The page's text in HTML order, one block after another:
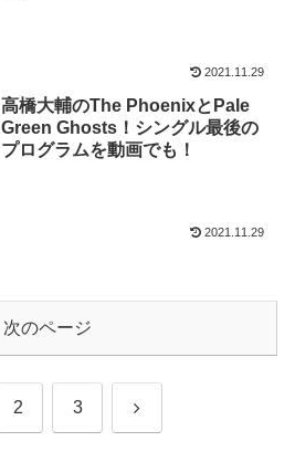
2021.11.29
高橋大輔のThe PhoenixとPale
Green Ghosts！シングル最後の
プログラムを動画でも！
2021.11.29
次のページ
2 3 次